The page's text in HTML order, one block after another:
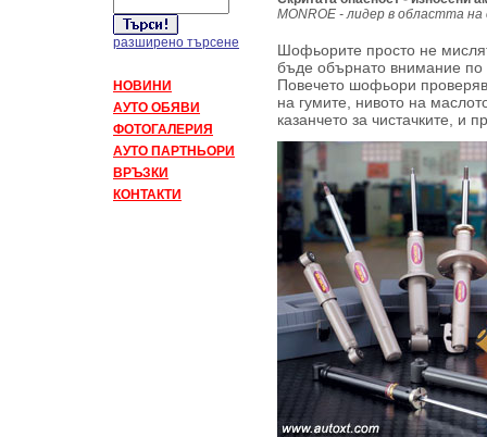
разширено търсене
НОВИНИ
АУТО ОБЯВИ
ФОТОГАЛЕРИЯ
АУТО ПАРТНЬОРИ
ВРЪЗКИ
КОНТАКТИ
MONROE - лидер в областта
Шофьорите просто не
бъде обърнато внимание по
Повечето шофьори
на гумите, нивото на
казанчето за чистачките, и